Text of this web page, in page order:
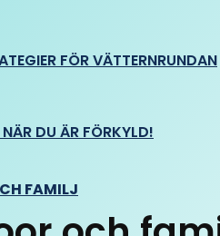
FÖR VÄTTERNRUNDAN
DU ÄR FÖRKYLD!
FAMILJ